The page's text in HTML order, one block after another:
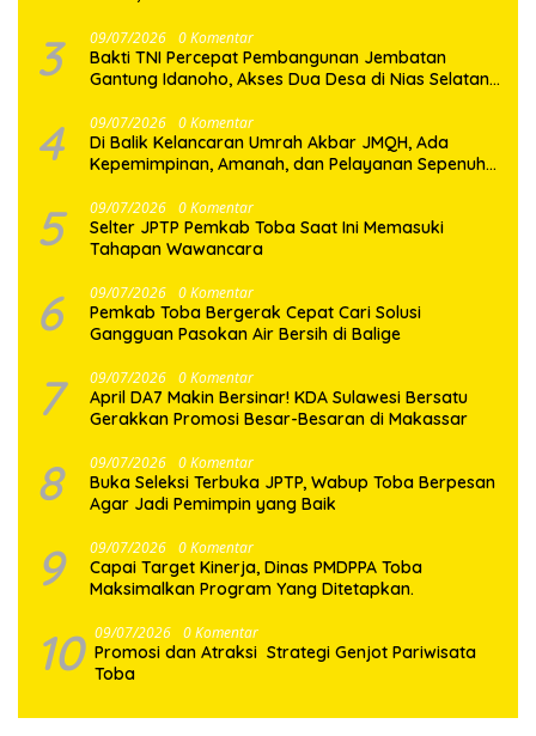
3 09/07/2026 0 Komentar
Bakti TNI Percepat Pembangunan Jembatan
Gantung Idanoho, Akses Dua Desa di Nias Selatan
4 09/07/2026 0 Komentar
Di Balik Kelancaran Umrah Akbar JMQH, Ada
Kepemimpinan, Amanah, dan Pelayanan Sepenuh
5 09/07/2026 0 Komentar
Selter JPTP Pemkab Toba Saat Ini Memasuki
Tahapan Wawancara
6 09/07/2026 0 Komentar
Pemkab Toba Bergerak Cepat Cari Solusi
Gangguan Pasokan Air Bersih di Balige
7 09/07/2026 0 Komentar
April DA7 Makin Bersinar! KDA Sulawesi Bersatu
Gerakkan Promosi Besar-Besaran di Makassar
8 09/07/2026 0 Komentar
Buka Seleksi Terbuka JPTP, Wabup Toba Berpesan
Agar Jadi Pemimpin yang Baik
9 09/07/2026 0 Komentar
Capai Target Kinerja, Dinas PMDPPA Toba
Maksimalkan Program Yang Ditetapkan.
10 09/07/2026 0 Komentar
Promosi dan Atraksi Strategi Genjot Pariwisata
Toba